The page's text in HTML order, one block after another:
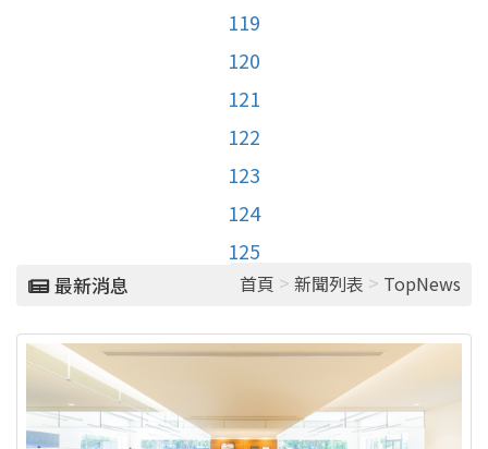
119
120
121
122
123
124
125
最新消息 首頁 > 新聞列表 > TopNews